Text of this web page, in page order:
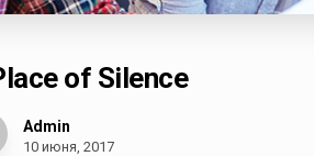
of Silence
Admin
10 июня, 2017